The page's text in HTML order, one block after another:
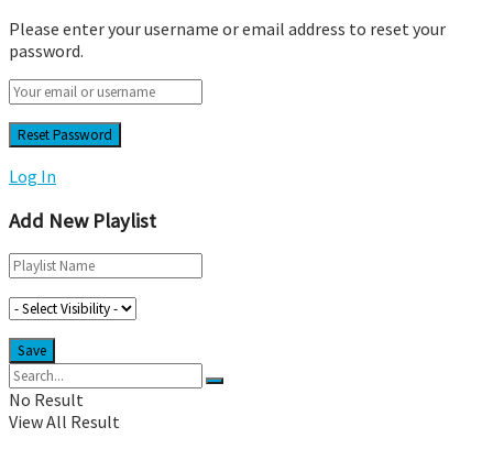
Please enter your username or email address to reset your
password.
Log In
Add New Playlist
No Result
View All Result